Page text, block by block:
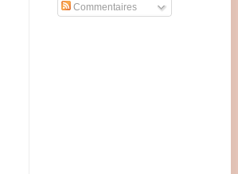
Commentaires